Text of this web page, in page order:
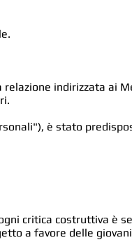
indirizzata ai
è stato
critica costruttiva è
a favore delle